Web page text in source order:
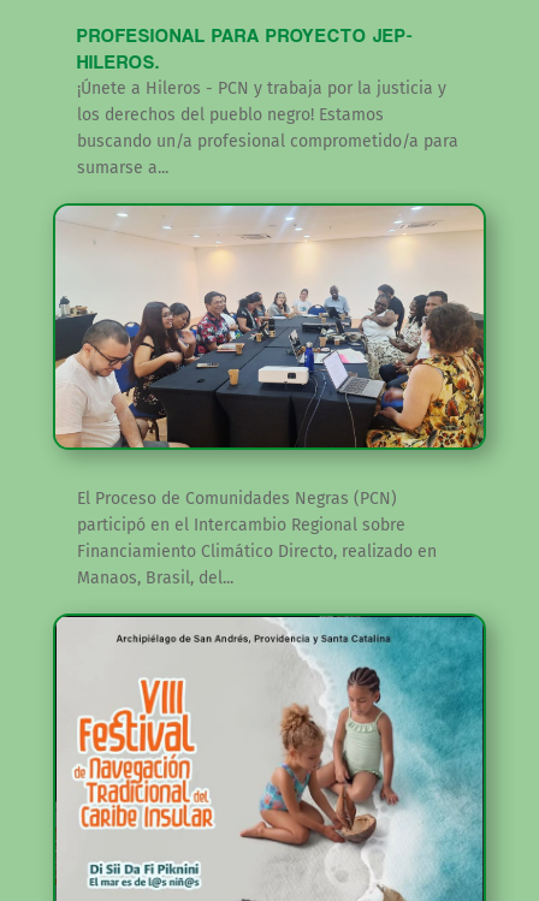
PROFESIONAL PARA PROYECTO JEP-
HILEROS.
¡Únete a Hileros - PCN y trabaja por la justicia y
los derechos del pueblo negro! Estamos
buscando un/a profesional comprometido/a para
sumarse a...
El Proceso de Comunidades Negras (PCN)
participó en el Intercambio Regional sobre
Financiamiento Climático Directo, realizado en
Manaos, Brasil, del...